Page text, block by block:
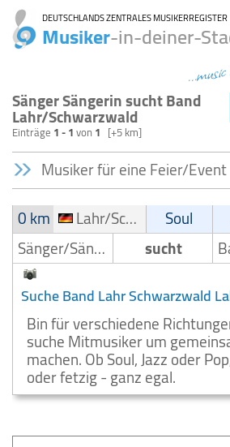
DEUTSCHLANDS ZENTRALES MUSIKERREGISTER
Musiker-in-deiner-
Sänger Sängerin sucht Band
Lahr/Schwarzwald
Einträge 1 - 1von 1 [+5 km]
Musiker für eine Feier/Event
0 km
Lahr/Schwarzwald Soul
Sänger/Sängerin
sucht
Suche Band Lahr Schwarzwald
Bin für verschiedene
suche Mitmusiker um
machen. Ob Soul, Jazz oder
oder fetzig - ganz egal.